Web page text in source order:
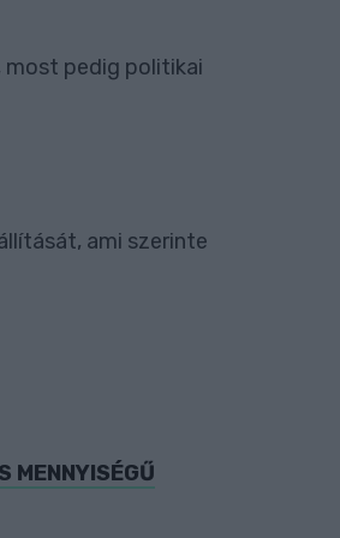
most pedig politikai
ami szerinte
MENNYISÉGŰ